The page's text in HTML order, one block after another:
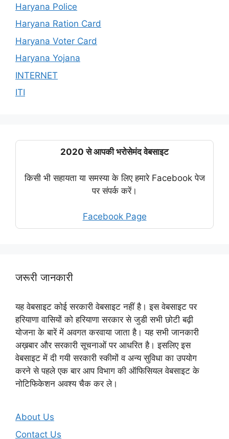
Haryana Police
Haryana Ration Card
Haryana Voter Card
Haryana Yojana
INTERNET
ITI
2020 से आपकी भरोसेमंद वेबसाइट
किसी भी सहायता या समस्या के लिए हमारे Facebook पेज
पर संपर्क करें।
Facebook Page
जरूरी जानकारी
यह वेबसाइट कोई सरकारी वेबसाइट नहीं है। इस वेबसाइट पर
हरियाणा वासियों को हरियाणा सरकार से जुडी सभी छोटी बढ़ी
योजना के बारें में अवगत करवाया जाता है। यह सभी जानकारी
अख़बार और सरकारी सूचनाओं पर आधरित है। इसलिए इस
वेबसाइट में दी गयी सरकारी स्कीमों व अन्य सुविधा का उपयोग
करने से पहले एक बार आप विभाग की ऑफिसियल वेबसाइट के
नोटिफिकेशन अवश्य चैक कर ले।
About Us
Contact Us